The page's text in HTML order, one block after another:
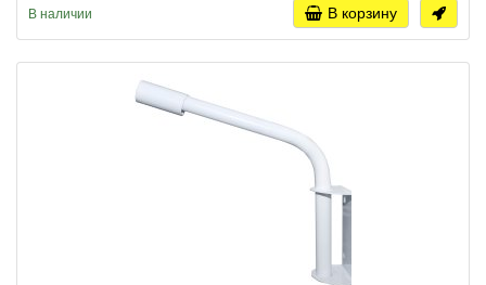
В наличии В корзину